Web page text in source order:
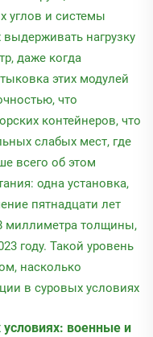
углов и системы
нагрузку
даже когда
этих модулей
что
контейнеров, что
слабых мест, где
всего об этом
одна установка,
пятнадцати лет
миллиметра толщины,
году. Такой уровень
насколько
в суровых условиях
военные и